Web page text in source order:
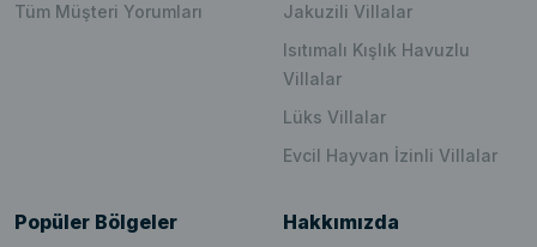
Tüm Müşteri Yorumları
Jakuzili Villalar
Isıtımalı Kışlık Havuzlu
Villalar
Lüks Villalar
Evcil Hayvan İzinli Villalar
Popüler Bölgeler Hakkımızda